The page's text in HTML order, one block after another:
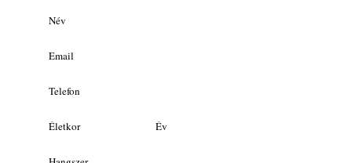
Név
Email
Telefon
Életkor Év